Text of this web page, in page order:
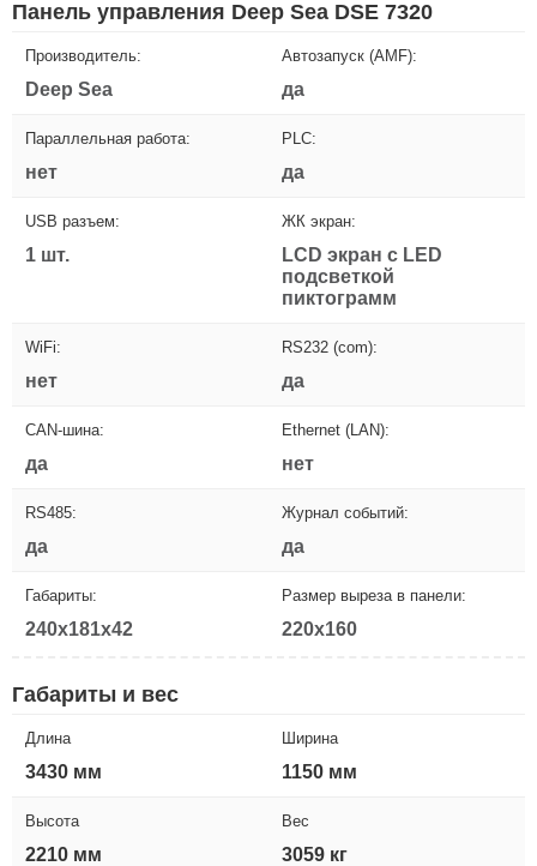
Панель управления Deep Sea DSE 7320
Производитель:
Deep Sea
Автозапуск (AMF):
да
Параллельная работа:
нет
PLC:
да
USB разъем:
1 шт.
ЖК экран:
LCD экран с LED
подсветкой
пиктограмм
WiFi:
нет
RS232 (com):
да
CAN-шина:
да
Ethernet (LAN):
нет
RS485:
да
Журнал событий:
да
Габариты:
240x181x42
Размер выреза в панели:
220x160
Габариты и вес
Длина
3430 мм
Ширина
1150 мм
Высота
2210 мм
Вес
3059 кг